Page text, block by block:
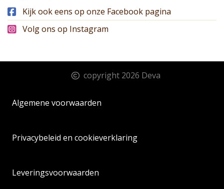
Kijk ook eens op onze Facebook pagina
Volg ons op Instagram
copyright 2026 Deva
Algemene voorwaarden
Privacybeleid en cookieverklaring
Leveringsvoorwaarden